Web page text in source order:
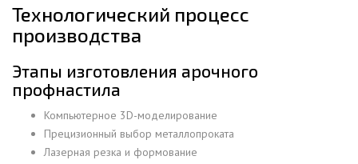
Технологический процесс
производства
Этапы изготовления арочного
профнастила
Компьютерное 3D-моделирование
Прецизионный выбор металлопроката
Лазерная резка и формование